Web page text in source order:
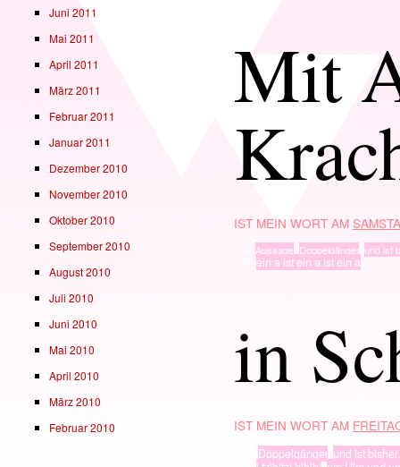
Mit
IST MEIN WORT AM
Aussage, Doppelgänger, und ist
ein a ist ein a ist ein a
in
IST MEIN WORT AM
Doppelgänger, und ist bisher.
Juni 2011
Mai 2011
April 2011
März 2011
Februar 2011
Januar 2011
Dezember 2010
November 2010
Oktober 2010
September 2010
August 2010
Juli 2010
Juni 2010
Mai 2010
April 2010
März 2010
Februar 2010